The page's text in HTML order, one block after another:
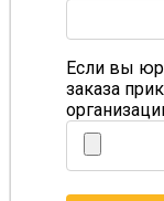
Если вы
заказа